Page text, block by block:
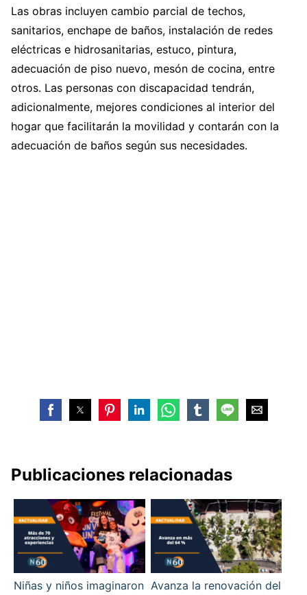
Las obras incluyen cambio parcial de techos,
sanitarios, enchape de baños, instalación de redes
eléctricas e hidrosanitarias, estuco, pintura,
adecuación de piso nuevo, mesón de cocina, entre
otros. Las personas con discapacidad tendrán,
adicionalmente, mejores condiciones al interior del
hogar que facilitarán la movilidad y contarán con la
adecuación de baños según sus necesidades.
Publicaciones relacionadas
Niñas y niños imaginaron Avanza la renovación del